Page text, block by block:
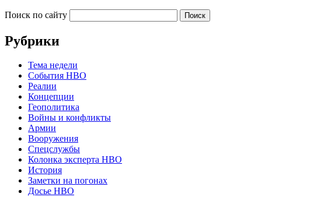
Поиск по сайту
Рубрики
Тема недели
События НВО
Реалии
Концепции
Геополитика
Войны и конфликты
Армии
Вооружения
Спецслужбы
Колонка эксперта НВО
История
Заметки на погонах
Досье НВО